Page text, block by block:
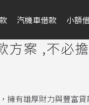
汽機車借款 小額
方案 ,不必
擁有雄厚財力與豐富